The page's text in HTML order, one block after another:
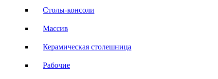
Столы-консоли
Массив
Керамическая столешница
Рабочие